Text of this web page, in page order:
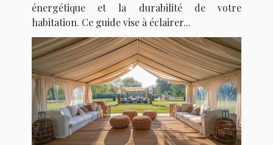
énergétique et la durabilité de votre
habitation. Ce guide vise à éclairer...